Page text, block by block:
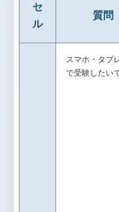
セ
ル
質問
スマホ・タブ
で受験したい